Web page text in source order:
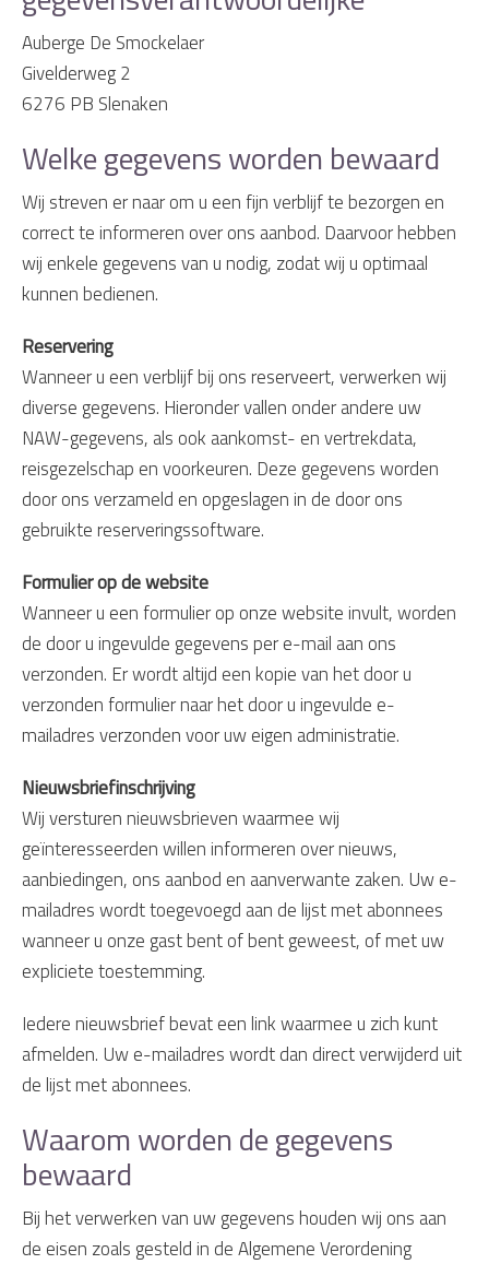
Auberge De Smockelaer
Givelderweg 2
6276 PB Slenaken
Welke gegevens worden bewaard
Wij streven er naar om u een fijn verblijf te bezorgen en
correct te informeren over ons aanbod. Daarvoor hebben
wij enkele gegevens van u nodig, zodat wij u optimaal
kunnen bedienen.
Reservering
Wanneer u een verblijf bij ons reserveert, verwerken wij
diverse gegevens. Hieronder vallen onder andere uw
NAW-gegevens, als ook aankomst- en vertrekdata,
reisgezelschap en voorkeuren. Deze gegevens worden
door ons verzameld en opgeslagen in de door ons
gebruikte reserveringssoftware.
Formulier op de website
Wanneer u een formulier op onze website invult, worden
de door u ingevulde gegevens per e-mail aan ons
verzonden. Er wordt altijd een kopie van het door u
verzonden formulier naar het door u ingevulde e-
mailadres verzonden voor uw eigen administratie.
Nieuwsbriefinschrijving
Wij versturen nieuwsbrieven waarmee wij
geïnteresseerden willen informeren over nieuws,
aanbiedingen, ons aanbod en aanverwante zaken. Uw e-
mailadres wordt toegevoegd aan de lijst met abonnees
wanneer u onze gast bent of bent geweest, of met uw
expliciete toestemming.
Iedere nieuwsbrief bevat een link waarmee u zich kunt
afmelden. Uw e-mailadres wordt dan direct verwijderd uit
de lijst met abonnees.
Waarom worden de gegevens
bewaard
Bij het verwerken van uw gegevens houden wij ons aan
de eisen zoals gesteld in de Algemene Verordening